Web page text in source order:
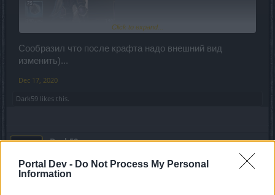
Portal Dev - Do Not Process My Personal
Information
У тебя шит отображается? У меня после крафта пропал...
Click to expand...
Сообразил что после крафта надо внешний вид
изменить)...
Dec 17, 2020
Dark59 likes this.
Dark59